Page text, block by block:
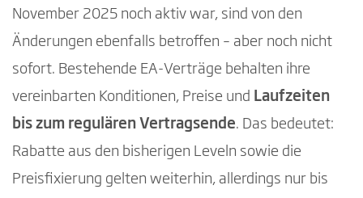
November 2025 noch aktiv war, sind von den
Änderungen ebenfalls betroffen – aber noch nicht
sofort. Bestehende EA-Verträge behalten ihre
vereinbarten Konditionen, Preise und Laufzeiten
bis zum regulären Vertragsende. Das bedeutet:
Rabatte aus den bisherigen Leveln sowie die
Preisfixierung gelten weiterhin, allerdings nur bis